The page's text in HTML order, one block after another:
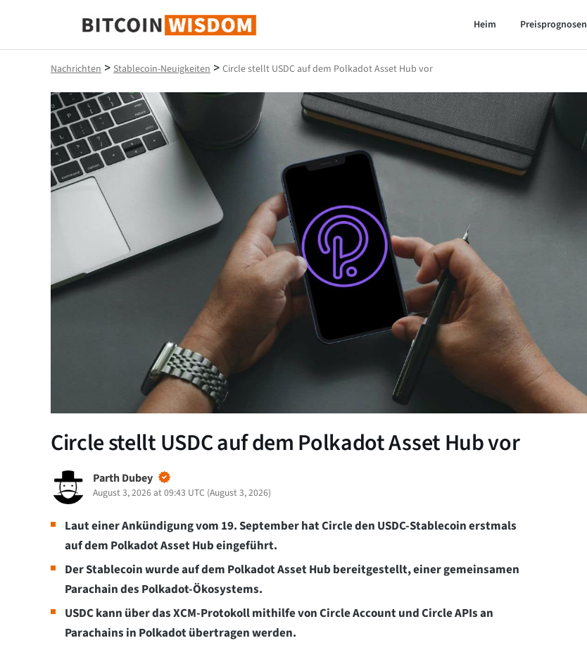
Bitcoin-Weisheit
Heim Preisprognosen
Nachrichten > Stablecoin-Neuigkeiten > Circle stellt USDC auf dem Polkadot Asset Hub vor
Circle stellt USDC auf dem Polkadot Asset Hub vor
Parth Dubey
August 3, 2026 at 09:43 UTC (August 3, 2026)
Laut einer Ankündigung vom 19. September hat Circle den USDC-Stablecoin erstmals
auf dem Polkadot Asset Hub eingeführt.
Der Stablecoin wurde auf dem Polkadot Asset Hub bereitgestellt, einer gemeinsamen
Parachain des Polkadot-Ökosystems.
USDC kann über das XCM-Protokoll mithilfe von Circle Account und Circle APIs an
Parachains in Polkadot übertragen werden.